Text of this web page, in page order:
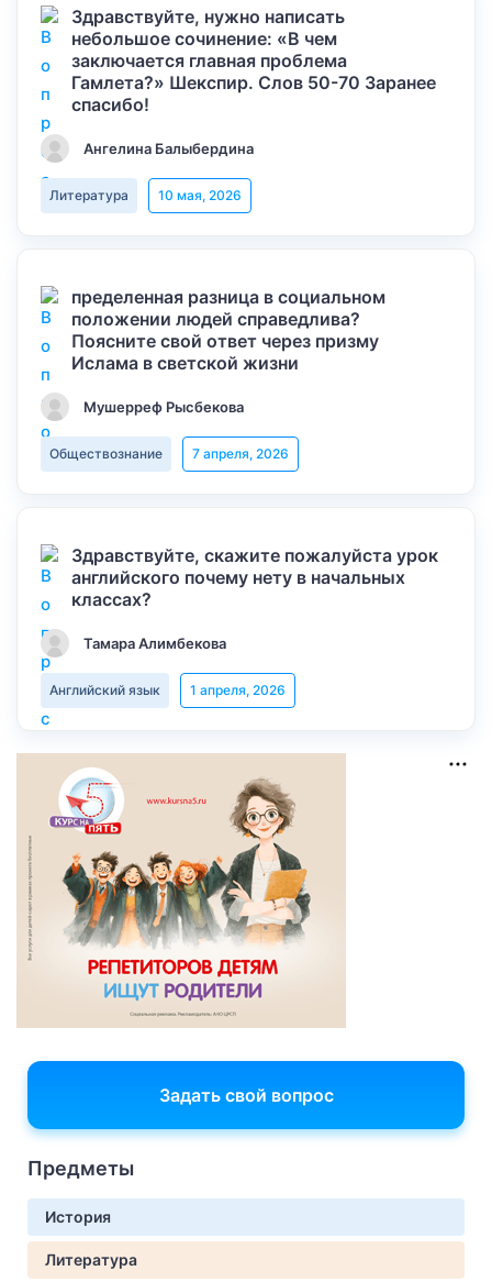
Здравствуйте, нужно написать
небольшое сочинение: «В чем
заключается главная проблема
Гамлета?» Шекспир. Слов 50-70 Заранее
спасибо!
Ангелина Балыбердина
Литература 10 мая, 2026
пределенная разница в социальном
положении людей справедлива?
Поясните свой ответ через призму
Ислама в светской жизни
Мушерреф Рысбекова
Обществознание 7 апреля, 2026
Здравствуйте, скажите пожалуйста урок
английского почему нету в начальных
классах?
Тамара Алимбекова
Английский язык 1 апреля, 2026
Задать свой вопрос
Предметы
История
Литература